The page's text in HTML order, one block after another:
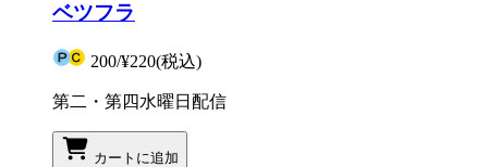
ベツフラ
200/¥220(税込)
第二・第四水曜日配信
カートに追加